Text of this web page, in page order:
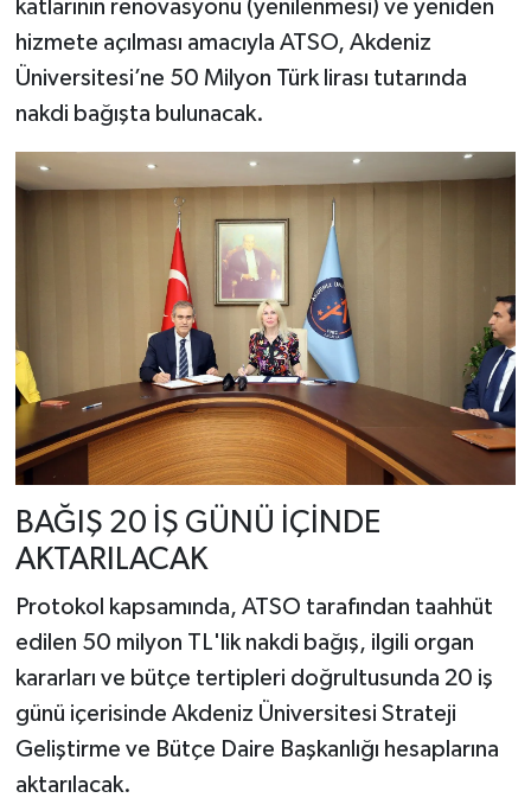
katlarının renovasyonu (yenilenmesi) ve yeniden
hizmete açılması amacıyla ATSO, Akdeniz
Üniversitesi’ne 50 Milyon Türk lirası tutarında
nakdi bağışta bulunacak.
BAĞIŞ 20 İŞ GÜNÜ İÇİNDE
AKTARILACAK
Protokol kapsamında, ATSO tarafından taahhüt
edilen 50 milyon TL'lik nakdi bağış, ilgili organ
kararları ve bütçe tertipleri doğrultusunda 20 iş
günü içerisinde Akdeniz Üniversitesi Strateji
Geliştirme ve Bütçe Daire Başkanlığı hesaplarına
aktarılacak.